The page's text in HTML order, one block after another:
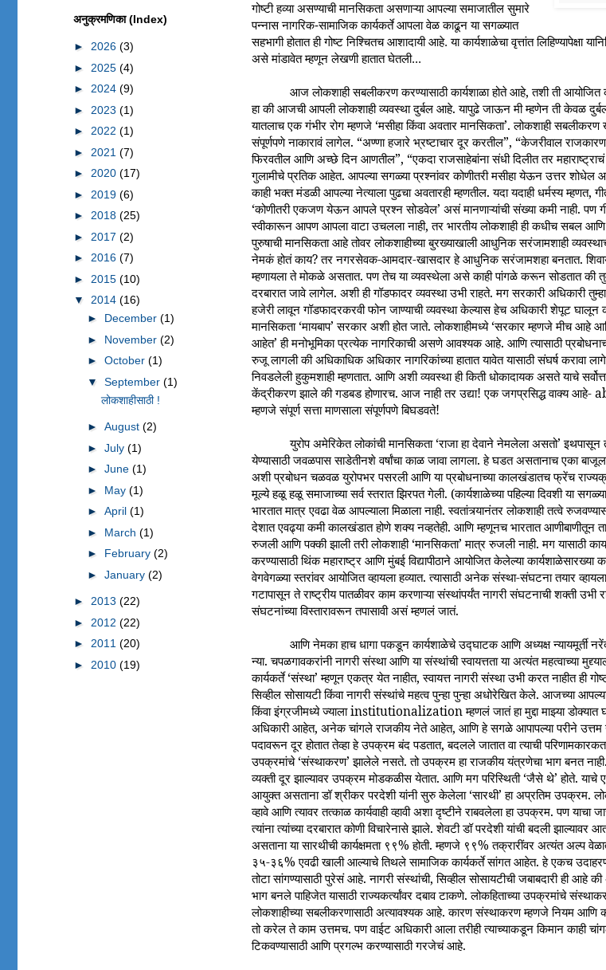
गोष्टी हव्या असण्याची मानसिकता असणाऱ्या आपल्या समाजातील सुमारे
पन्नास नागरिक-सामाजिक कार्यकर्ते आपला वेळ काढून या सगळ्यात
सहभागी होतात ही गोष्ट निश्चितच आशादायी आहे. या कार्यशाळेचा वृत्तांत लिहिण्यापेक्षा
असे मांडावेत म्हणून लेखणी हातात घेतली...
आज लोकशाही सबलीकरण करण्यासाठी कार्यशाळा होते आहे, तशी ती
हा की आजची आपली लोकशाही व्यवस्था दुर्बल आहे. यापुढे जाऊन मी म्हणेन ती केवळ
यातलाच एक गंभीर रोग म्हणजे ‘मसीहा किंवा अवतार मानसिकता’. लोकशाही
संपूर्णपणे नाकारावं लागेल. “अण्णा हजारे भ्रष्टाचार दूर करतील”, “केजरीवाल
फिरवतील आणि अच्छे दिन आणतील”, “एकदा राजसाहेबांना संधी दिलीत तर
गुलामीचे प्रतिक आहेत. आपल्या सगळ्या प्रश्नांवर कोणीतरी मसीहा येऊन उत्तर
काही भक्त मंडळी आपल्या नेत्याला पुढचा अवतारही म्हणतील. यदा यदाही धर्मस्य
‘कोणीतरी एकजण येऊन आपले प्रश्न सोडवेल’ असं मानणाऱ्यांची संख्या कमी नाही. पण
स्वीकारून आपण आपला वाटा उचलला नाही, तर भारतीय लोकशाही ही कधीच सबल आणि
पुरुषाची मानसिकता आहे तोवर लोकशाहीच्या बुरख्याखाली आधुनिक सरंजामशाही
नेमकं होतं काय? तर नगरसेवक-आमदार-खासदार हे आधुनिक सरंजामशहा बनतात.
म्हणायला ते मोकळे असतात. पण तेच या व्यवस्थेला असे काही पांगळे करून सोडतात की
दरबारात जावे लागेल. अशी ही गॉडफादर व्यवस्था उभी राहते. मग सरकारी अधिकारी
हजेरी लावून गॉडफादरकरवी फोन जाण्याची व्यवस्था केल्यास हेच अधिकारी शेपूट
मानसिकता ‘मायबाप’ सरकार अशी होत जाते. लोकशाहीमध्ये ‘सरकार म्हणजे मीच आहे
आहेत’ ही मनोभूमिका प्रत्येक नागरिकाची असणे आवश्यक आहे. आणि त्यासाठी
रुजू लागली की अधिकाधिक अधिकार नागरिकांच्या हातात यावेत यासाठी संघर्ष करावा
निवडलेली हुकुमशाही म्हणतात. आणि अशी व्यवस्था ही किती धोकादायक असते याचे
केंद्रीकरण झाले की गडबड होणारच. आज नाही तर उद्या! एक जगप्रसिद्ध
म्हणजे संपूर्ण सत्ता माणसाला संपूर्णपणे बिघडवते!
युरोप अमेरिकेत लोकांची मानसिकता ‘राजा हा देवाने नेमलेला असतो’
येण्यासाठी जवळपास साडेतीनशे वर्षांचा काळ जावा लागला. हे घडत असतानाच एका
अशी प्रबोधन चळवळ युरोपभर पसरली आणि या प्रबोधनाच्या कालखंडातच फ्रेंच
मूल्ये हळू हळू समाजाच्या सर्व स्तरात झिरपत गेली. (कार्यशाळेच्या पहिल्या दिवशी या
भारतात मात्र एवढा वेळ आपल्याला मिळाला नाही. स्वतांत्र्यानंतर लोकशाही तत्वे
देशात एवढ्या कमी कालखंडात होणे शक्य नव्हतेही. आणि म्हणूनच भारतात आणीबाणीतून
रुजली आणि पक्की झाली तरी लोकशाही ‘मानसिकता’ मात्र रुजली नाही. मग यासाठी
करण्यासाठी थिंक महाराष्ट्र आणि मुंबई विद्यापीठाने आयोजित केलेल्या कार्यशाळेसारख्या
वेगवेगळ्या स्तरांवर आयोजित व्हायला हव्यात. त्यासाठी अनेक संस्था-संघटना तयार
गटापासून ते राष्ट्रीय पातळीवर काम करणाऱ्या संस्थांपर्यंत नागरी संघटनाची शक्ती उभी
संघटनांच्या विस्तारावरून तपासावी असं म्हणलं जातं.
आणि नेमका हाच धागा पकडून कार्यशाळेचे उद्घाटक आणि अध्यक्ष न्यायमूर्ती
न्या. चपळगावकरांनी नागरी संस्था आणि या संस्थांची स्वायत्तता या अत्यंत महत्वाच्या
कार्यकर्ते ‘संस्था’ म्हणून एकत्र येत नाहीत, स्वायत्त नागरी संस्था उभी करत नाहीत ही
सिव्हील सोसायटी किंवा नागरी संस्थांचे महत्व पुन्हा पुन्हा अधोरेखित केले. आजच्या
किंवा इंग्रजीमध्ये ज्याला institutionalization म्हणलं जातं हा मुद्दा माझ्या
अधिकारी आहेत, अनेक चांगले राजकीय नेते आहेत, आणि हे सगळे आपापल्या परीने
पदावरून दूर होतात तेव्हा हे उपक्रम बंद पडतात, बदलले जातात वा त्याची
उपक्रमांचे ‘संस्थाकरण’ झालेले नसते. तो उपक्रम हा राजकीय यंत्रणेचा भाग बनत
व्यक्ती दूर झाल्यावर उपक्रम मोडकळीस येतात. आणि मग परिस्थिती ‘जैसे थे’ होते. याचे
आयुक्त असताना डॉ श्रीकर परदेशी यांनी सुरु केलेला ‘सारथी’ हा अप्रतिम उपक्रम.
व्हावे आणि त्यावर तत्काळ कार्यवाही व्हावी अशा दृष्टीने राबवलेला हा उपक्रम. पण याचा
त्यांना त्यांच्या दरबारात कोणी विचारेनासे झाले. शेवटी डॉ परदेशी यांची बदली
असताना या सारथीची कार्यक्षमता ९९% होती. म्हणजे ९९% तक्रारींवर अत्यंत अल्प वेळात
३५-३६% एवढी खाली आल्याचे तिथले सामाजिक कार्यकर्ते सांगत आहेत. हे एकच
तोटा सांगण्यासाठी पुरेसं आहे. नागरी संस्थांची, सिव्हील सोसायटीची जबाबदारी ही
भाग बनले पाहिजेत यासाठी राज्यकर्त्यांवर दबाव टाकणे. लोकहिताच्या उपक्रमांचे
लोकशाहीच्या सबलीकरणासाठी अत्यावश्यक आहे. कारण संस्थाकरण म्हणजे नियम आणि
तो करेल ते काम उत्तमच. पण वाईट अधिकारी आला तरीही त्याच्याकडून किमान काही
टिकवण्यासाठी आणि प्रगल्भ करण्यासाठी गरजेचं आहे.
अनुक्रमणिका (Index)
► 2026 (3)
► 2025 (4)
► 2024 (9)
► 2023 (1)
► 2022 (1)
► 2021 (7)
► 2020 (17)
► 2019 (6)
► 2018 (25)
► 2017 (2)
► 2016 (7)
► 2015 (10)
▼ 2014 (16)
► December (1)
► November (2)
► October (1)
▼ September (1)
लोकशाहीसाठी !
► August (2)
► July (1)
► June (1)
► May (1)
► April (1)
► March (1)
► February (2)
► January (2)
► 2013 (22)
► 2012 (22)
► 2011 (20)
► 2010 (19)